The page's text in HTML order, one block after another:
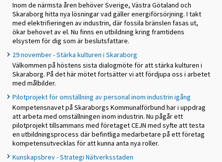
Inom de närmsta åren behöver Sverige, Västra Götaland och
Skaraborg hitta nya lösningar vad gäller energiförsörjning. I takt
med elektrifieringen av industrin, där fossila bränslen fasas ut,
ökar behovet av el. Nu finns en utbildning kring framtidens
elsystem för dig som är beslutsfattare.
29 november - Stärka kulturen i Skaraborg
Välkommen på höstens sista dialogmöte för att stärka kulturen i
Skaraborg. På det här mötet fortsätter vi att fördjupa oss i arbetet
med målbilder.
Pilotprojekt för omställning av personal inom industrin igång
Kompetensnavet på Skaraborgs Kommunalförbund har i uppdrag
att arbeta med omställningen inom industrin. Nu pågår ett
pilotprojekt tillsammans med företaget CEJN med syfte att testa
en utbildningsprocess där befintliga medarbetare på ett företag
kompetensutvecklas för att kunna anta nya roller.
Kunskapsbrev - Strategi Nätverksstaden